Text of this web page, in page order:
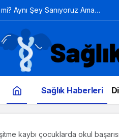
Aynı Şey Sanıyoruz Ama
Sağlık Haberleri
kaybı çocuklarda okul